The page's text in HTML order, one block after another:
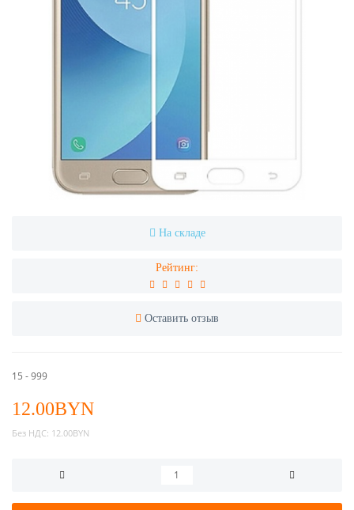
На складе
Рейтинг:
Оставить отзыв
15 - 999
12.00BYN
Без НДС: 12.00BYN